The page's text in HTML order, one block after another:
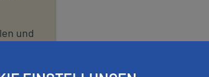
und
P
G